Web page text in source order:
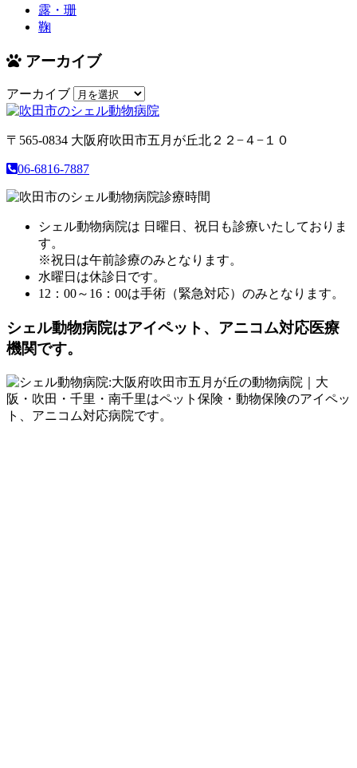
露・珊
鞠
アーカイブ
アーカイブ
〒565-0834 大阪府吹田市五月が丘北２２−４−１０
06-6816-7887
シェル動物病院は 日曜日、祝日も診療いたしておりま
す。
※祝日は午前診療のみとなります。
水曜日は休診日です。
12：00～16：00は手術（緊急対応）のみとなります。
シェル動物病院はアイペット、アニコム対応医療
機関です。